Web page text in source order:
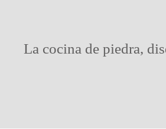
La cocina de piedra,